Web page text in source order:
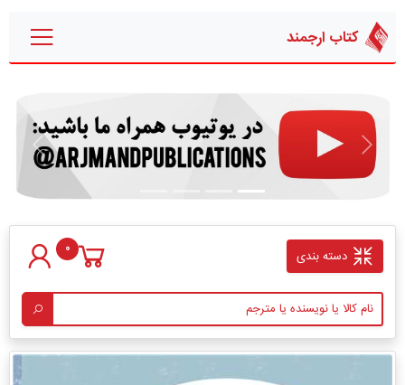
کتاب ارجمند
قبلی بعدی
دسته بندی 0